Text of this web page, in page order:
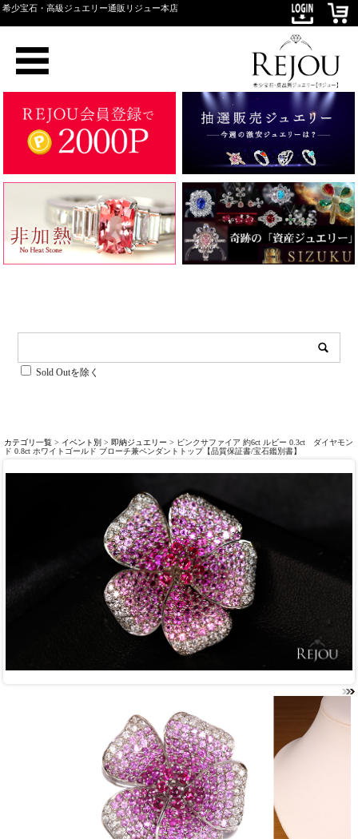
希少宝石・高級ジュエリー通販リジュー本店
Sold Outを除く
カテゴリ一覧 > イベント別 > 即納ジュエリー > ピンクサファイア 約6ct ルビー 0.3ct ダイヤモン
ド 0.8ct ホワイトゴールド ブローチ兼ペンダントトップ【品質保証書/宝石鑑別書】